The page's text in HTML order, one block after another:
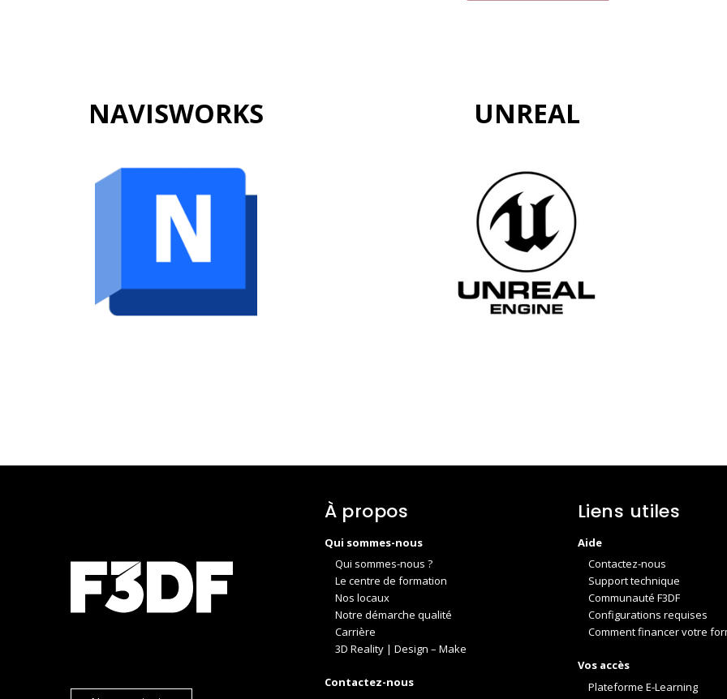
NAVISWORKS UNREAL
À propos
Qui sommes-nous
Qui sommes-nous ?
Le centre de formation
Nos locaux
Notre démarche qualité
Carrière
3D Reality | Design – Make
Contactez-nous
Liens utiles
Aide
Contactez-nous
Support technique
Communauté F3DF
Configurations requises
Comment financer votre
Vos accès
Plateforme E-Learning